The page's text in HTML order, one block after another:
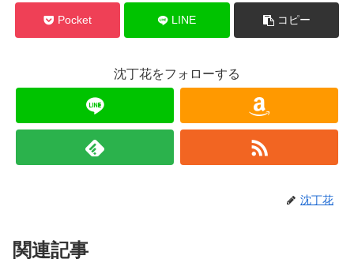
Pocket LINE コピー
沈丁花をフォローする
沈丁花
関連記事